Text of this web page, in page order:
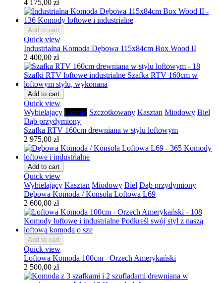
4 175,00 zł
Add to cart
Quick view
Industrialna Komoda Dębowa 115x84cm Box Wood II
2 400,00 zł
Add to cart
Quick view
Wybielający Czarny Szczotkowany Kasztan Miodowy Biel
Dąb przydymiony
Szafka RTV 160cm drewniana w stylu loftowym
2 975,00 zł
Add to cart
Quick view
Wybielający Kasztan Miodowy Biel Dąb przydymiony
Dębowa Komoda / Konsola Loftowa L69
2 600,00 zł
Add to cart
Quick view
Loftowa Komoda 100cm - Orzech Amerykański
2 500,00 zł